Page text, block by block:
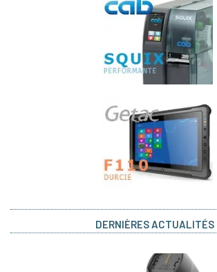
DERNIÈRES ACTUALITÉS